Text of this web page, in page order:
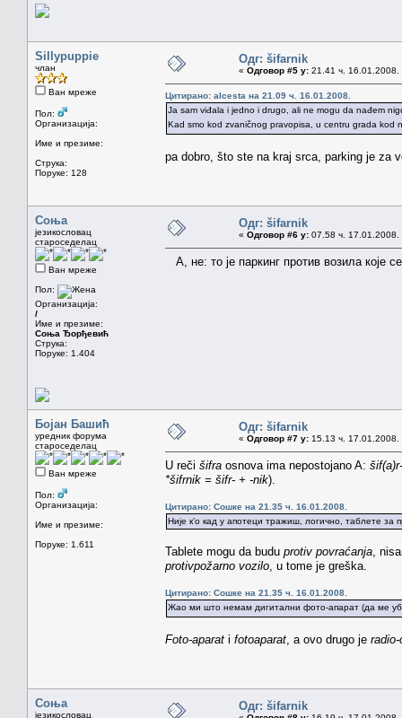
Sillypuppie
члан
Ван мреже
Пол:
Организација:
Име и презиме:
Струка:
Поруке: 128
Одг: šifarnik
« Одговор #5 у: 21.41 ч. 16.01.2008.
Цитирано: alcesta на 21.09 ч. 16.01.2008.
Ja sam viđala i jedno i drugo, ali ne mogu da nađem
Kad smo kod zvaničnog pravopisa, u centru grada kod
pa dobro, što ste na kraj srca, parking je za
Соња
језикословац
староседелац
Ван мреже
Пол:
Организација:
/
Име и презиме:
Соња Ђорђевић
Струка:
Поруке: 1.404
Одг: šifarnik
« Одговор #6 у: 07.58 ч. 17.01.2008.
А, не: то је паркинг против возила које
Бојан Башић
уредник форума
староседелац
Ван мреже
Пол:
Организација:
Име и презиме:
Поруке: 1.611
Одг: šifarnik
« Одговор #7 у: 15.13 ч. 17.01.2008.
U reči šifra osnova ima nepostojano A: šif(a)r-
*šifrnik = šifr- + -nik).
Цитирано: Сошке на 21.35 ч. 16.01.2008.
Није к’о кад у апотеци тражиш, логично, таблете за
Tablete mogu da budu protiv povraćanja ,
protivpožarno vozilo , u tome je greška.
Цитирано: Сошке на 21.35 ч. 16.01.2008.
Жао ми што немам дигитални фото-апарат (да ме
Foto-aparat i fotoaparat , a ovo drugo je
Соња
језикословац
Одг: šifarnik